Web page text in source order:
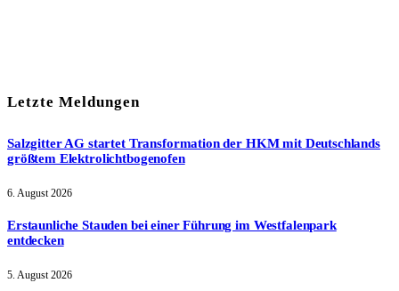
Letzte Meldungen
Salzgitter AG startet Transformation der HKM mit Deutschlands
größtem Elektrolichtbogenofen
6. August 2026
Erstaunliche Stauden bei einer Führung im Westfalenpark
entdecken
5. August 2026